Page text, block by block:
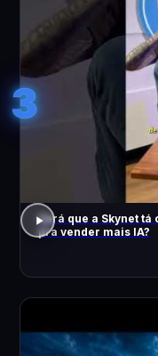
3
Será que a Skynet
pra vender mais IA?